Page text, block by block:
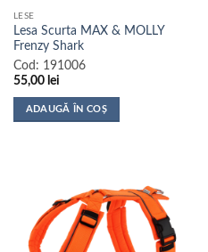
LESE
Lesa Scurta MAX & MOLLY
Frenzy Shark
Cod: 191006
55,00 lei
ADAUGĂ ÎN COȘ